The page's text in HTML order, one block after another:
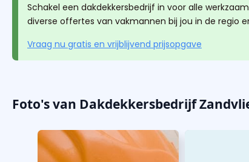
Schakel een dakdekkersbedrijf in voor alle
diverse offertes van vakmannen bij jou in de regio
Vraag nu gratis en vrijblijvend prijsopgave
Foto's van Dakdekkersbedrijf